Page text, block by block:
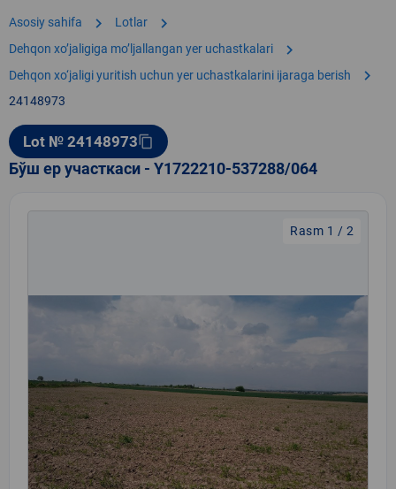
Asosiy sahifa chevron_right Lotlar chevron_right
Dehqon xoʼjaligiga moʼljallangan yer uchastkalari chevron_right
Dehqon xo‘jaligi yuritish uchun yer uchastkalarini ijaraga berish chevron_right
24148973
Lot № 24148973content_copy
Бўш ер участкаси - Y1722210-537288/064
Rasm 1 / 2